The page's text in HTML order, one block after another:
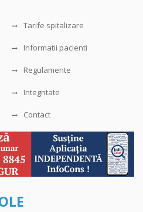
Tarife spitalizare
Informatii pacienti
Regulamente
Integritate
Contact